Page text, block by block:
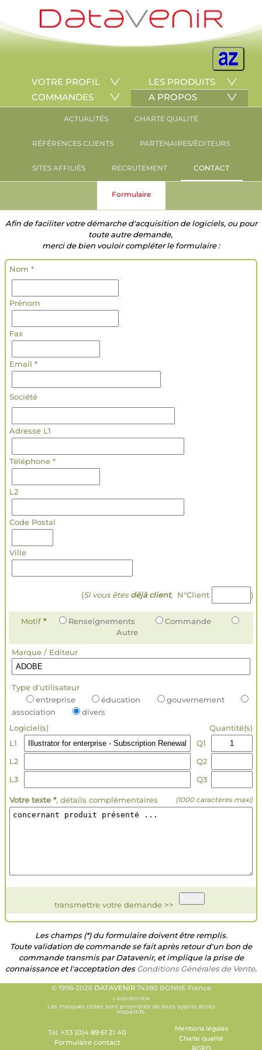
VOTRE PROFIL
LES PRODUITS
COMMANDES
A PROPOS
ACTUALITÉS CHARTE QUALITÉ
RÉFÉRENCES CLIENTS PARTENAIRES/ÉDITEURS
SITES AFFILIÉS RECRUTEMENT CONTACT
Formulaire
Afin de faciliter votre démarche d'acquisition de logiciels, ou pour
toute autre demande,
merci de bien vouloir compléter le formulaire :
Nom *
Prénom
Fax
Email *
Société
Adresse L1
Téléphone *
L2
Code Postal
Ville
(Si vous êtesdéjà client, N°Client )
Motif * Renseignements
Commande
Autre
Marque / Editeur
Type d'utilisateur
entreprise
éducation
gouvernement
association
divers
Logiciel(s)
Quantité(s)
L1
Q1
L2
Q2
L3
Q3
Votre texte *, détails complémentaires (1000 caractères maxi)
transmettre votre demande >>
Les champs (*) du formulaire doivent être remplis.
Toute validation de commande se fait après retour d'un bon de
commande transmis par Datavenir, et implique la prise de
connaissance et l'acceptation desConditions Générales de Vente.
© 1998-2026 DATAVENIR74380 BONNE France
V.20260809.0138
Les marques citées sont propriétés de leurs ayants droits
respectifs.
Tél. +33 (0)4 89 61 21 40
Formulaire contact
Mentions légales
Charte qualité